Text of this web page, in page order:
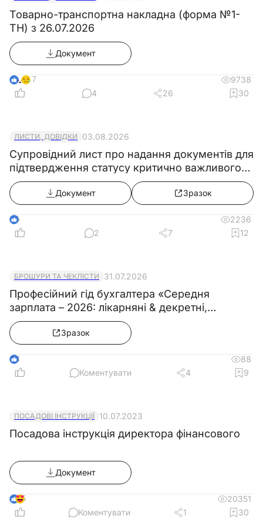
інженер)
Начальник
(працівник)
кадрової
служби
підприємства, установи, організації у разі проведення
заходів з мобілізації)
тому числі автомобільних (тракторних)
причепів, та закріплених за ними громадян:
Товарно-транспортна накладна (форма №1-
ТН) з 26.07.2026
Документ
17
9738
4
26 30
ЛИСТИ, ДОВІДКИ 03.08.2026
Супровідний лист про надання документів для
підтвердження статусу критично важливого
підприємства
Документ Зразок
6
2236
2
7 12
БРОШУРИ ТА ЧЕКЛІСТИ 31.07.2026
Професійний гід бухгалтера «Середня
зарплата – 2026: лікарняні & декретні,
бронювання працівників, компенсації за
відпустку»Зразок
4
88
Коментувати
4 9
ПОСАДОВІ ІНСТРУКЦІЇ 10.07.2023
Посадова інструкція директора фінансового
Документ
5
20351
Коментувати
1 30